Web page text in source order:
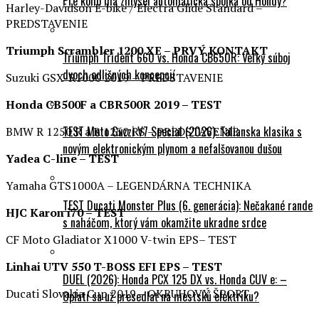
Triumph Trident 660 vs. Honda CB650R: Veľký súboj
dvoch odlišných koncepcií
TEST Moto Guzzi V7 Special (2026): Talianska klasika s
novým elektronickým plynom a nefalšovanou dušou
TEST Ducati Monster Plus (6. generácia): Nečakané rande
s naháčom, ktorý vám okamžite ukradne srdce
DUEL (2026): Honda PCX 125 DX vs. Honda CUV e: –
Oplatí sa už presedlať na mestskú elektriku?
Harley-Davidson E-bike / Electra Glide Standard –
PREDSTAVENIE
Triumph Scrambler 1200 XE – PRVÝ KONTAKT
Suzuki GSX-R1000 2019 – PREDSTAVENIE
Honda CB500F a CBR500R 2019 – TEST
BMW R 1250 R a R 1250 RS – PREDSTAVENIE
Yadea C-line – TEST
Yamaha GTS1000A – LEGENDÁRNA TECHNIKA
HJC Karon i70 – TEST
CF Moto Gladiator X1000 V-twin EPS– TEST
Linhai UTV 550 T-BOSS EFI EPS – TEST
Ducati Slovakia Cup 2019 – OKRUHOVÝ ŠPORT